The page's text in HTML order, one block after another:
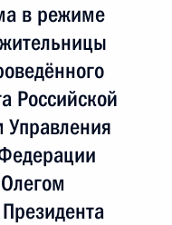
в режиме
Российской